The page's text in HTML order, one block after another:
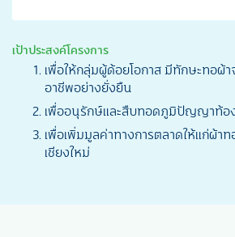
เป้าประสงค์โครงการ
เพื่อให้กลุ่มผู้ด้อยโอกาส มีทักษะทอผ้า
อาชีพอย่างยั่งยืน
เพื่ออนุรักษ์และสืบทอดภูมิปัญญาท้อ
เพื่อเพิ่มมูลค่าทางการตลาดให้แก่ผ้า
เชียงใหม่